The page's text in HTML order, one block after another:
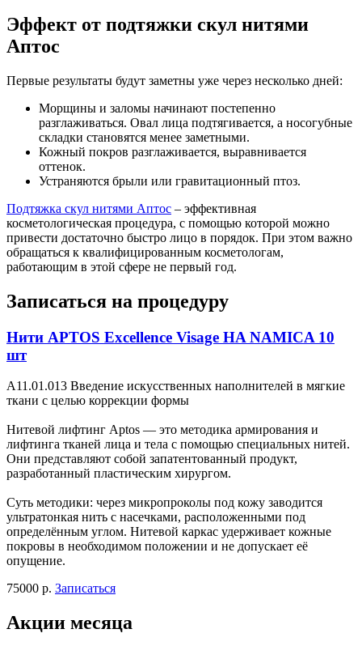
Эффект от подтяжки скул нитями
Аптос
Первые результаты будут заметны уже через несколько дней:
Морщины и заломы начинают постепенно
разглаживаться. Овал лица подтягивается, а носогубные
складки становятся менее заметными.
Кожный покров разглаживается, выравнивается
оттенок.
Устраняются брыли или гравитационный птоз.
Подтяжка скул нитями Аптос – эффективная
косметологическая процедура, с помощью которой можно
привести достаточно быстро лицо в порядок. При этом важно
обращаться к квалифицированным косметологам,
работающим в этой сфере не первый год.
Записаться на процедуру
Нити APTOS Excellence Visage HA NAMICA 10
шт
A11.01.013 Введение искусственных наполнителей в мягкие
ткани с целью коррекции формы
Нитевой лифтинг Aptos — это методика армирования и
лифтинга тканей лица и тела с помощью специальных нитей.
Они представляют собой запатентованный продукт,
разработанный пластическим хирургом.
Суть методики: через микропроколы под кожу заводится
ультратонкая нить с насечками, расположенными под
определённым углом. Нитевой каркас удерживает кожные
покровы в необходимом положении и не допускает её
опущение.
75000 р. Записаться
Акции месяца